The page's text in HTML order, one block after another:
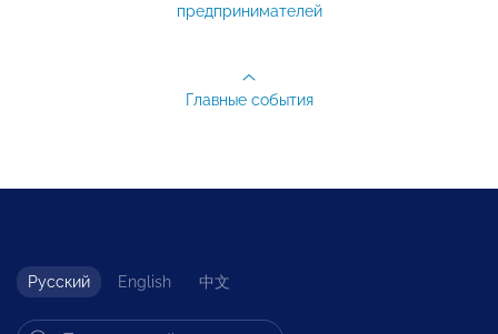
предпринимателей
Главные события
Русский English 中文